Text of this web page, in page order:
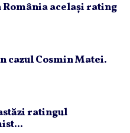
România acelaşi rating
cazul Cosmin Matei.
ratingul